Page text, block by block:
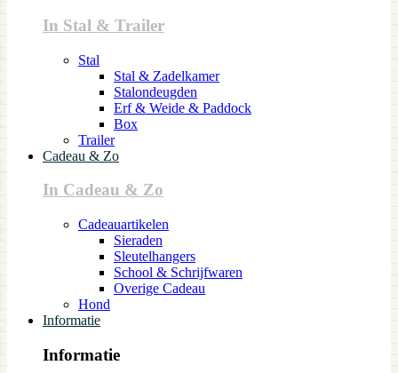
In Stal & Trailer
Stal
Stal & Zadelkamer
Stalondeugden
Erf & Weide & Paddock
Box
Trailer
Cadeau & Zo
In Cadeau & Zo
Cadeauartikelen
Sieraden
Sleutelhangers
School & Schrijfwaren
Overige Cadeau
Hond
Informatie
Informatie